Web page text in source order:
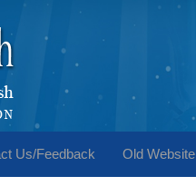
Us/Feedback Old Website